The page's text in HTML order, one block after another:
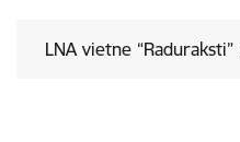
LNA vietne “Raduraksti”